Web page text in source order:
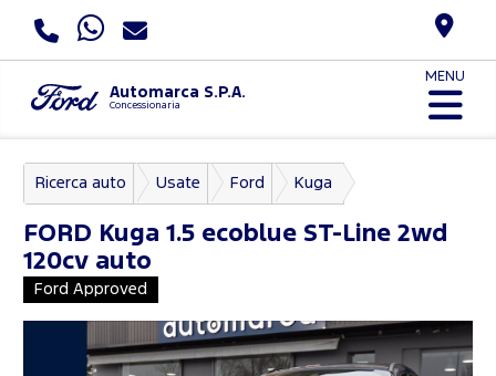
Automarca S.P.A.
Concessionaria
MENU
Ricerca auto Usate Ford Kuga
FORD Kuga 1.5 ecoblue ST-Line 2wd
120cv auto
Ford Approved